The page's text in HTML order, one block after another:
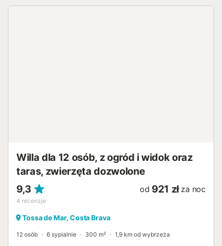
Willa dla 12 osób, z ogród i widok oraz
taras, zwierzęta dozwolone
9,3
4 recenzje
od 921 zł za noc
Tossa de Mar, Costa Brava
12 osób 6 sypialnie 300 m² 1,9 km od wybrzeża